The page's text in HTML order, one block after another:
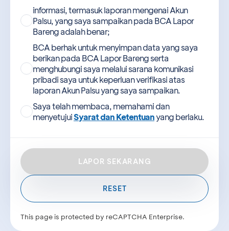
informasi, termasuk laporan mengenai Akun
Palsu, yang saya sampaikan pada BCA Lapor
Bareng adalah benar;
BCA berhak untuk menyimpan data yang saya
berikan pada BCA Lapor Bareng serta
menghubungi saya melalui sarana komunikasi
pribadi saya untuk keperluan verifikasi atas
laporan Akun Palsu yang saya sampaikan.
Saya telah membaca, memahami dan
menyetujuiSyarat dan Ketentuanyang berlaku.
RESET
LAPOR SEKARANG
This page is protected by reCAPTCHA Enterprise.